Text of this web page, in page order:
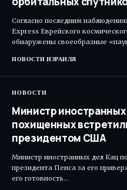
Согласно последним
Express Еврейского
обнаружены своеобразные
НОВОСТИ ИЗРАИЛЯ
НОВОСТИ
Министр
похищенных
президентом США
Министр иностранных дел Кац
президента Пенса за его
его готовность…